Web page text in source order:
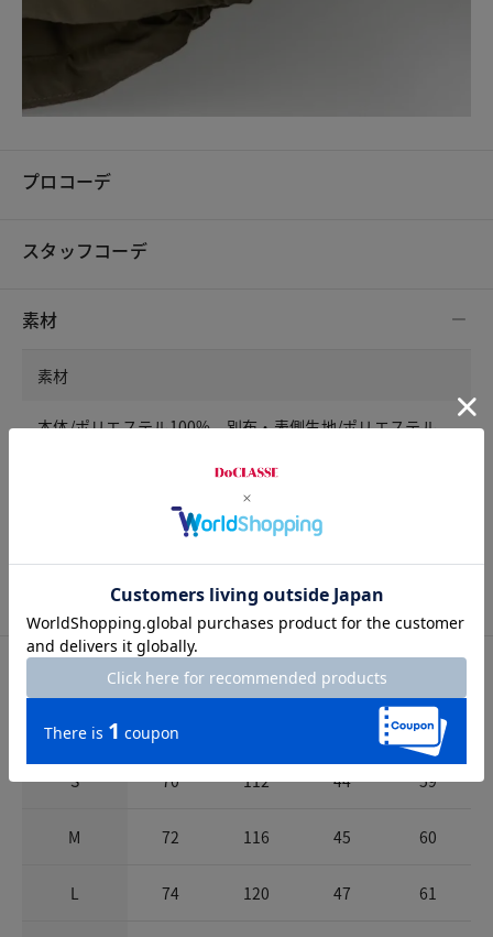
プロコーデ
スタッフコーデ
素材
素材
本体/ポリエステル100%，別布・表側生地/ポリエステル
中わた/ポリエステル100%
サイズ詳細
サイズ 着丈 袖丈
S 70 112 44 59
M 72 116 45 60
L 74 120 47 61